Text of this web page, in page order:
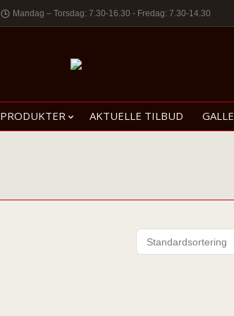
Mandag – Torsdag: 7.30-16.30 - Fredag: 7.30-14.30
PRODUKTER AKTUELLE TILBUD